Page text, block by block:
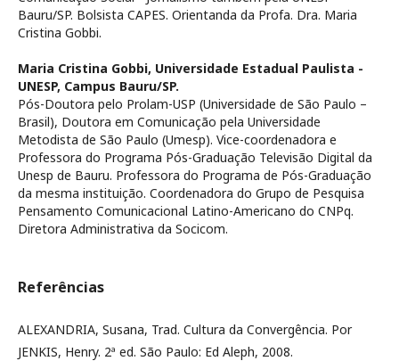
Bauru/SP. Bolsista CAPES. Orientanda da Profa. Dra. Maria
Cristina Gobbi.
Maria Cristina Gobbi, Universidade Estadual Paulista -
UNESP, Campus Bauru/SP.
Pós-Doutora pelo Prolam-USP (Universidade de São Paulo –
Brasil), Doutora em Comunicação pela Universidade
Metodista de São Paulo (Umesp). Vice-coordenadora e
Professora do Programa Pós-Graduação Televisão Digital da
Unesp de Bauru. Professora do Programa de Pós-Graduação
da mesma instituição. Coordenadora do Grupo de Pesquisa
Pensamento Comunicacional Latino-Americano do CNPq.
Diretora Administrativa da Socicom.
Referências
ALEXANDRIA, Susana, Trad. Cultura da Convergência. Por
JENKIS, Henry. 2ª ed. São Paulo: Ed Aleph, 2008.